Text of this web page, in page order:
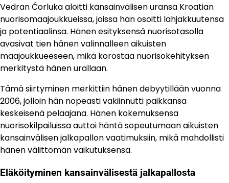
Vedran Ćorluka aloitti kansainvälisen uransa Kroatian
nuorisomaajoukkueissa, joissa hän osoitti lahjakkuutensa
ja potentiaalinsa. Hänen esityksensä nuorisotasolla
avasivat tien hänen valinnalleen aikuisten
maajoukkueeseen, mikä korostaa nuorisokehityksen
merkitystä hänen urallaan.
Tämä siirtyminen merkittiin hänen debyytillään vuonna
2006, jolloin hän nopeasti vakiinnutti paikkansa
keskeisenä pelaajana. Hänen kokemuksensa
nuorisokilpailuissa auttoi häntä sopeutumaan aikuisten
kansainvälisen jalkapallon vaatimuksiin, mikä mahdollisti
hänen välittömän vaikutuksensa.
Eläköityminen kansainvälisestä jalkapallosta